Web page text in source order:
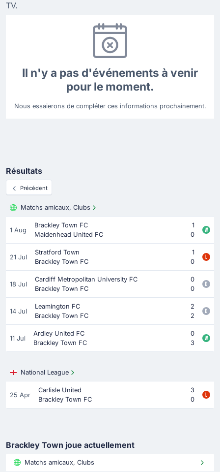
TV.
Il n'y a pas d'événements à venir
pour le moment.
Nous essaierons de compléter ces informations prochainement.
Résultats
Précédent
Matchs amicaux, Clubs
1 Aug
Brackley Town FC
1
Maidenhead United FC
0
21 Jul
Stratford Town
1
Brackley Town FC
0
18 Jul
Cardiff Metropolitan University FC
0
Brackley Town FC
0
14 Jul
Leamington FC
2
Brackley Town FC
2
11 Jul
Ardley United FC
0
Brackley Town FC
3
National League
25 Apr
Carlisle United
3
Brackley Town FC
0
Brackley Town joue actuellement
Matchs amicaux, Clubs